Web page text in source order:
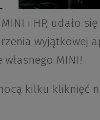
i HP, udało
wyjątkowej
MINI!
kilku kliknięć